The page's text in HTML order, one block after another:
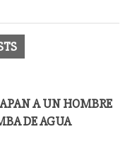
A UN HOMBRE
DE AGUA